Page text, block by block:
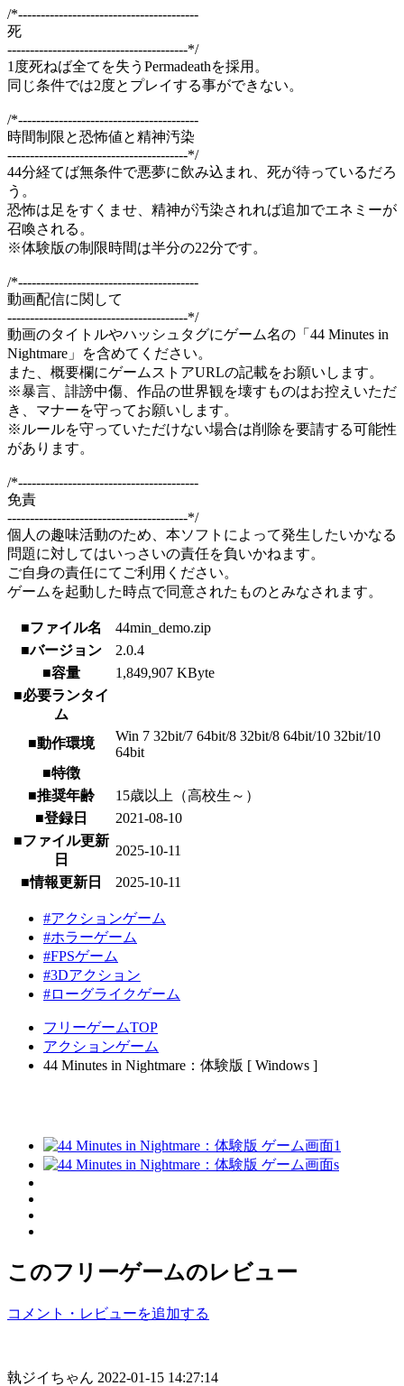
/*----------------------------------------
死
----------------------------------------*/
1度死ねば全てを失うPermadeathを採用。
同じ条件では2度とプレイする事ができない。
/*----------------------------------------
時間制限と恐怖値と精神汚染
----------------------------------------*/
44分経てば無条件で悪夢に飲み込まれ、死が待っているだろ
う。
恐怖は足をすくませ、精神が汚染されれば追加でエネミーが
召喚される。
※体験版の制限時間は半分の22分です。
/*----------------------------------------
動画配信に関して
----------------------------------------*/
動画のタイトルやハッシュタグにゲーム名の「44 Minutes in
Nightmare」を含めてください。
また、概要欄にゲームストアURLの記載をお願いします。
※暴言、誹謗中傷、作品の世界観を壊すものはお控えいただ
き、マナーを守ってお願いします。
※ルールを守っていただけない場合は削除を要請する可能性
があります。
/*----------------------------------------
免責
----------------------------------------*/
個人の趣味活動のため、本ソフトによって発生したいかなる
問題に対してはいっさいの責任を負いかねます。
ご自身の責任にてご利用ください。
ゲームを起動した時点で同意されたものとみなされます。
■ファイル名
44min_demo.zip
■バージョン
2.0.4
■容量
1,849,907 KByte
■必要ランタイ
ム
■動作環境
Win 7 32bit/7 64bit/8 32bit/8 64bit/10 32bit/10
64bit
■特徴
■推奨年齢
15歳以上（高校生～）
■登録日
2021-08-10
■ファイル更新
日
2025-10-11
■情報更新日 2025-10-11
#アクションゲーム
#ホラーゲーム
#FPSゲーム
#3Dアクション
#ローグライクゲーム
フリーゲームTOP
アクションゲーム
44 Minutes in Nightmare：体験版 [ Windows ]
このフリーゲームのレビュー
コメント・レビューを追加する
執ジイちゃん 2022-01-15 14:27:14